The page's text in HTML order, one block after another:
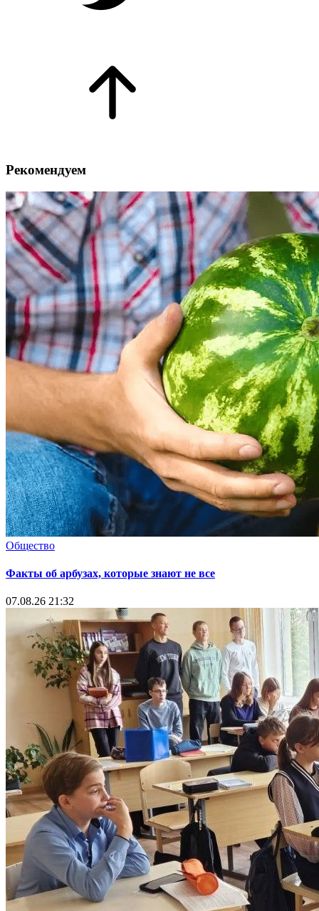
Рекомендуем
Общество
Факты об арбузах, которые знают не все
07.08.26 21:32